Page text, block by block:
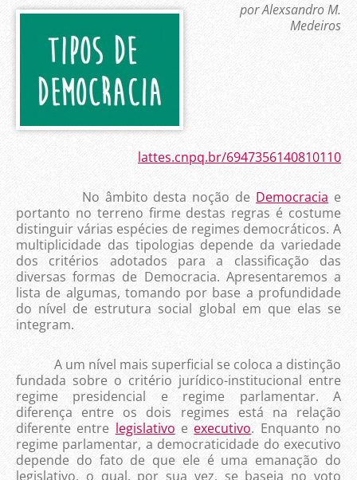
por Alexsandro M.
Medeiros
lattes.cnpq.br/6947356140810110
No âmbito desta noção de Democracia e
portanto no terreno firme destas regras é costume
distinguir várias espécies de regimes democráticos. A
multiplicidade das tipologias depende da variedade
dos critérios adotados para a classificação das
diversas formas de Democracia. Apresentaremos a
lista de algumas, tomando por base a profundidade
do nível de estrutura social global em que elas se
integram.
A um nível mais superficial se coloca a distinção
fundada sobre o critério jurídico-institucional entre
regime presidencial e regime parlamentar. A
diferença entre os dois regimes está na relação
diferente entre legislativo eexecutivo. Enquanto no
regime parlamentar, a democraticidade do executivo
depende do fato de que ele é uma emanação do
legislativo, o qual, por sua vez, se baseia no voto